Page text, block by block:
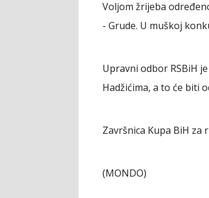
Voljom žrijeba
- Grude. U muškoj
Upravni odbor RSBiH
Hadžićima, a to će biti
Završnica Kupa BiH za
(MONDO)